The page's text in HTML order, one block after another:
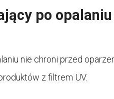
po
nie chroni przed
z filtrem UV.